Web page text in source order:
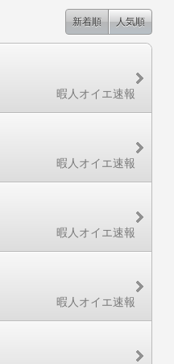
新着順 人気順
暇人オイエ速報
暇人オイエ速報
暇人オイエ速報
暇人オイエ速報